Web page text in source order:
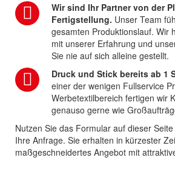
Wir sind Ihr Partner von der
Fertigstellung. Unser Team
gesamten Produktionslauf. Wir
mit unserer Erfahrung und
Sie nie auf sich alleine gestellt.
Druck und Stick bereits ab 1
einer der wenigen Fullservice
Werbetextilbereich fertigen wir
genauso gerne wie
Nutzen Sie das Formular auf dieser
Ihre Anfrage. Sie erhalten in kürzester
maßgeschneidertes Angebot mit